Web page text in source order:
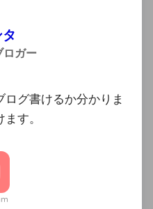
ロガー
ログ書けるか分かりま
す。